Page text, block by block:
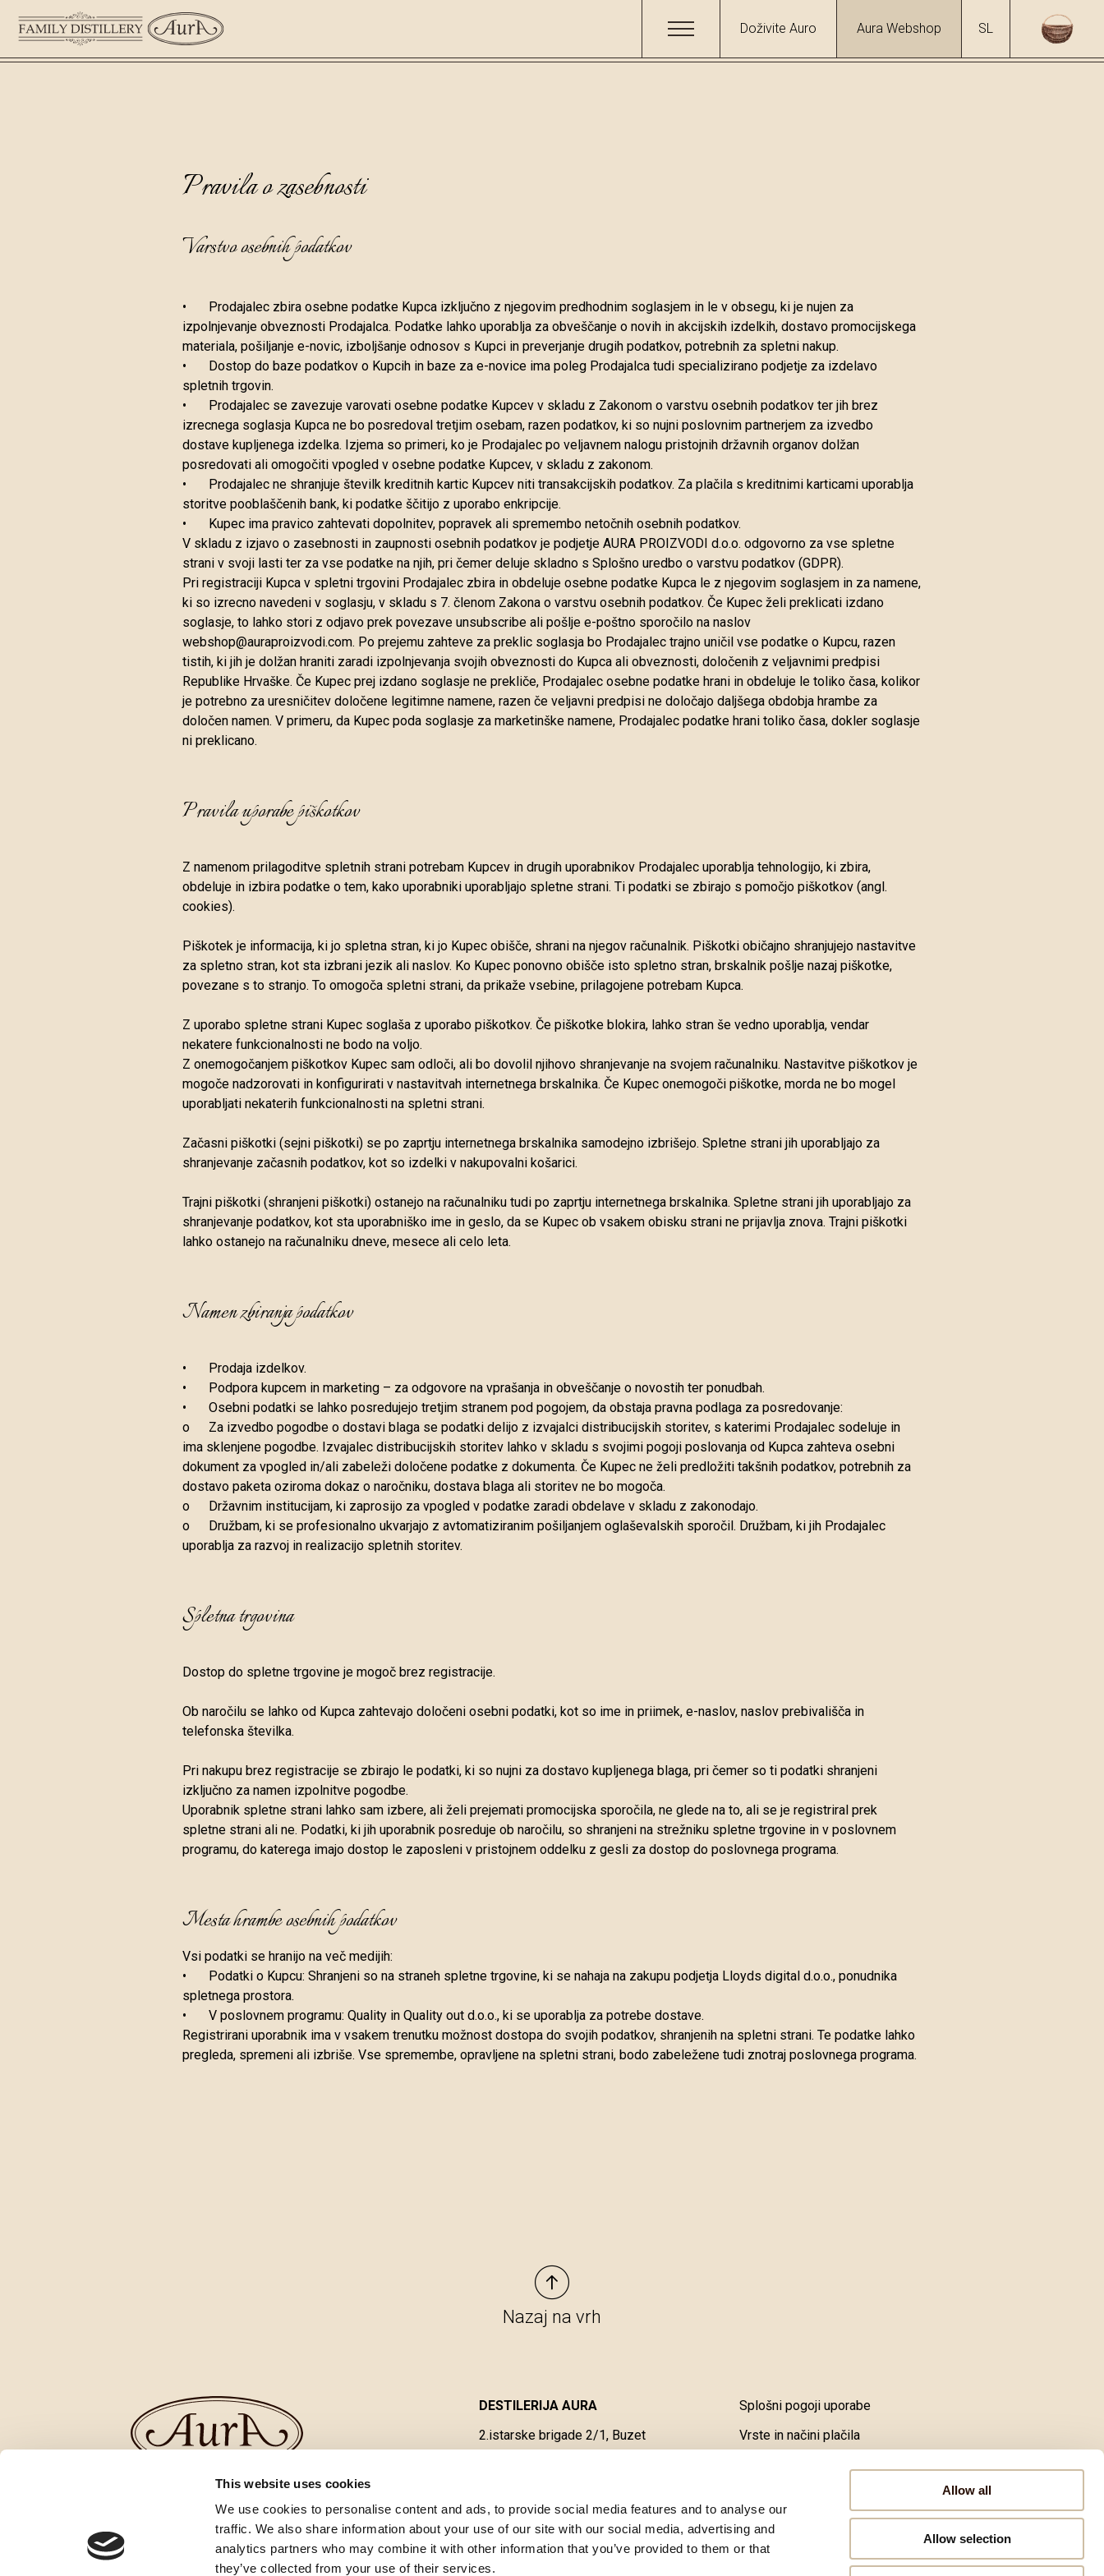
This website uses cookies
We use cookies to personalise content and ads, to provide social media features and to analyse our
traffic. We also share information about your use of our site with our social media, advertising and
analytics partners who may combine it with other information that you’ve provided to them or that
they’ve collected from your use of their services.
Allow all
Allow selection
Doživite Auro Aura Webshop SL
Pravila o zasebnosti
Varstvo osebnih podatkov
•
Prodajalec zbira osebne podatke Kupca izključno z njegovim predhodnim soglasjem in le v obsegu, ki je nujen za
izpolnjevanje obveznosti Prodajalca. Podatke lahko uporablja za obveščanje o novih in akcijskih izdelkih, dostavo promocijskega
materiala, pošiljanje e-novic, izboljšanje odnosov s Kupci in preverjanje drugih podatkov, potrebnih za spletni nakup.
•
Dostop do baze podatkov o Kupcih in baze za e-novice ima poleg Prodajalca tudi specializirano podjetje za izdelavo
spletnih trgovin.
•
Prodajalec se zavezuje varovati osebne podatke Kupcev v skladu z Zakonom o varstvu osebnih podatkov ter jih brez
izrecnega soglasja Kupca ne bo posredoval tretjim osebam, razen podatkov, ki so nujni poslovnim partnerjem za izvedbo
dostave kupljenega izdelka. Izjema so primeri, ko je Prodajalec po veljavnem nalogu pristojnih državnih organov dolžan
posredovati ali omogočiti vpogled v osebne podatke Kupcev, v skladu z zakonom.
•
Prodajalec ne shranjuje številk kreditnih kartic Kupcev niti transakcijskih podatkov. Za plačila s kreditnimi karticami uporablja
storitve pooblaščenih bank, ki podatke ščitijo z uporabo enkripcije.
•
Kupec ima pravico zahtevati dopolnitev, popravek ali spremembo netočnih osebnih podatkov.
V skladu z izjavo o zasebnosti in zaupnosti osebnih podatkov je podjetje AURA PROIZVODI d.o.o. odgovorno za vse spletne
strani v svoji lasti ter za vse podatke na njih, pri čemer deluje skladno s Splošno uredbo o varstvu podatkov (GDPR).
Pri registraciji Kupca v spletni trgovini Prodajalec zbira in obdeluje osebne podatke Kupca le z njegovim soglasjem in za namene,
ki so izrecno navedeni v soglasju, v skladu s 7. členom Zakona o varstvu osebnih podatkov. Če Kupec želi preklicati izdano
soglasje, to lahko stori z odjavo prek povezave unsubscribe ali pošlje e-poštno sporočilo na naslov
webshop@auraproizvodi.com. Po prejemu zahteve za preklic soglasja bo Prodajalec trajno uničil vse podatke o Kupcu, razen
tistih, ki jih je dolžan hraniti zaradi izpolnjevanja svojih obveznosti do Kupca ali obveznosti, določenih z veljavnimi predpisi
Republike Hrvaške. Če Kupec prej izdano soglasje ne prekliče, Prodajalec osebne podatke hrani in obdeluje le toliko časa, kolikor
je potrebno za uresničitev določene legitimne namene, razen če veljavni predpisi ne določajo daljšega obdobja hrambe za
določen namen. V primeru, da Kupec poda soglasje za marketinške namene, Prodajalec podatke hrani toliko časa, dokler soglasje
ni preklicano.
Pravila uporabe piškotkov
Z namenom prilagoditve spletnih strani potrebam Kupcev in drugih uporabnikov Prodajalec uporablja tehnologijo, ki zbira,
obdeluje in izbira podatke o tem, kako uporabniki uporabljajo spletne strani. Ti podatki se zbirajo s pomočjo piškotkov (angl.
cookies).
Piškotek je informacija, ki jo spletna stran, ki jo Kupec obišče, shrani na njegov računalnik. Piškotki običajno shranjujejo nastavitve
za spletno stran, kot sta izbrani jezik ali naslov. Ko Kupec ponovno obišče isto spletno stran, brskalnik pošlje nazaj piškotke,
povezane s to stranjo. To omogoča spletni strani, da prikaže vsebine, prilagojene potrebam Kupca.
Z uporabo spletne strani Kupec soglaša z uporabo piškotkov. Če piškotke blokira, lahko stran še vedno uporablja, vendar
nekatere funkcionalnosti ne bodo na voljo.
Z onemogočanjem piškotkov Kupec sam odloči, ali bo dovolil njihovo shranjevanje na svojem računalniku. Nastavitve piškotkov je
mogoče nadzorovati in konfigurirati v nastavitvah internetnega brskalnika. Če Kupec onemogoči piškotke, morda ne bo mogel
uporabljati nekaterih funkcionalnosti na spletni strani.
Začasni piškotki (sejni piškotki) se po zaprtju internetnega brskalnika samodejno izbrišejo. Spletne strani jih uporabljajo za
shranjevanje začasnih podatkov, kot so izdelki v nakupovalni košarici.
Trajni piškotki (shranjeni piškotki) ostanejo na računalniku tudi po zaprtju internetnega brskalnika. Spletne strani jih uporabljajo za
shranjevanje podatkov, kot sta uporabniško ime in geslo, da se Kupec ob vsakem obisku strani ne prijavlja znova. Trajni piškotki
lahko ostanejo na računalniku dneve, mesece ali celo leta.
Namen zbiranja podatkov
•
Prodaja izdelkov.
•
Podpora kupcem in marketing – za odgovore na vprašanja in obveščanje o novostih ter ponudbah.
•
Osebni podatki se lahko posredujejo tretjim stranem pod pogojem, da obstaja pravna podlaga za posredovanje:
o
Za izvedbo pogodbe o dostavi blaga se podatki delijo z izvajalci distribucijskih storitev, s katerimi Prodajalec sodeluje in
ima sklenjene pogodbe. Izvajalec distribucijskih storitev lahko v skladu s svojimi pogoji poslovanja od Kupca zahteva osebni
dokument za vpogled in/ali zabeleži določene podatke z dokumenta. Če Kupec ne želi predložiti takšnih podatkov, potrebnih za
dostavo paketa oziroma dokaz o naročniku, dostava blaga ali storitev ne bo mogoča.
o
Državnim institucijam, ki zaprosijo za vpogled v podatke zaradi obdelave v skladu z zakonodajo.
o
Družbam, ki se profesionalno ukvarjajo z avtomatiziranim pošiljanjem oglaševalskih sporočil. Družbam, ki jih Prodajalec
uporablja za razvoj in realizacijo spletnih storitev.
Spletna trgovina
Dostop do spletne trgovine je mogoč brez registracije.
Ob naročilu se lahko od Kupca zahtevajo določeni osebni podatki, kot so ime in priimek, e-naslov, naslov prebivališča in
telefonska številka.
Pri nakupu brez registracije se zbirajo le podatki, ki so nujni za dostavo kupljenega blaga, pri čemer so ti podatki shranjeni
izključno za namen izpolnitve pogodbe.
Uporabnik spletne strani lahko sam izbere, ali želi prejemati promocijska sporočila, ne glede na to, ali se je registriral prek
spletne strani ali ne. Podatki, ki jih uporabnik posreduje ob naročilu, so shranjeni na strežniku spletne trgovine in v poslovnem
programu, do katerega imajo dostop le zaposleni v pristojnem oddelku z gesli za dostop do poslovnega programa.
Mesta hrambe osebnih podatkov
Vsi podatki se hranijo na več medijih:
•
Podatki o Kupcu: Shranjeni so na straneh spletne trgovine, ki se nahaja na zakupu podjetja Lloyds digital d.o.o., ponudnika
spletnega prostora.
•
V poslovnem programu: Quality in Quality out d.o.o., ki se uporablja za potrebe dostave.
Registrirani uporabnik ima v vsakem trenutku možnost dostopa do svojih podatkov, shranjenih na spletni strani. Te podatke lahko
pregleda, spremeni ali izbriše. Vse spremembe, opravljene na spletni strani, bodo zabeležene tudi znotraj poslovnega programa.
Nazaj na vrh
DESTILERIJA AURA
2.istarske brigade 2/1, Buzet
Katalog izdelkov Aura
Splošni pogoji uporabe
Vrste in načini plačila
Pravila o zasebnosti
Izjava o varnosti spletnega plačevanja